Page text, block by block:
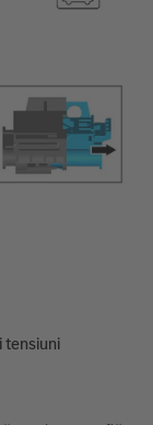
tensiuni